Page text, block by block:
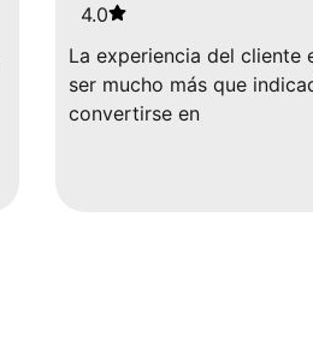
4.0
La experiencia del cliente
ser mucho más que
convertirse en